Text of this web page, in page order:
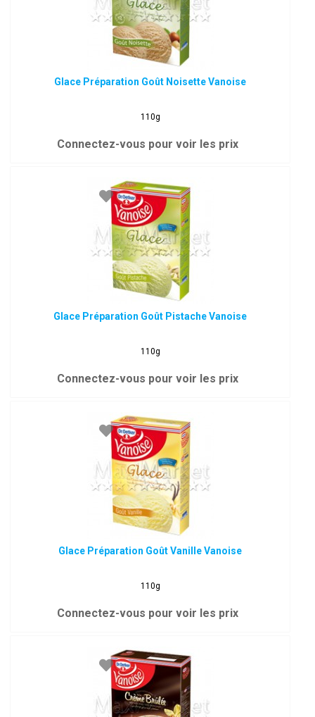
Glace Préparation Goût Noisette Vanoise
110g
Connectez-vous pour voir les prix
Glace Préparation Goût Pistache Vanoise
110g
Connectez-vous pour voir les prix
Glace Préparation Goût Vanille Vanoise
110g
Connectez-vous pour voir les prix